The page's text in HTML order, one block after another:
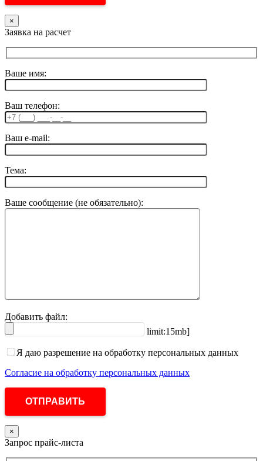
×
Заявка на расчет
Ваше имя:
Ваш телефон:
Ваш e-mail:
Тема:
Ваше сообщение (не обязательно):
Добавить файл:
limit:15mb]
Я даю разрешение на обработку персональных данных
Согласие на обработку персональных данных
×
Запрос прайс-листа